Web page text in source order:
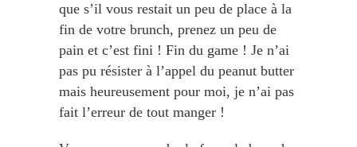
que s’il vous restait un peu de place à la
fin de votre brunch, prenez un peu de
pain et c’est fini ! Fin du game ! Je n’ai
pas pu résister à l’appel du peanut butter
mais heureusement pour moi, je n’ai pas
fait l’erreur de tout manger !